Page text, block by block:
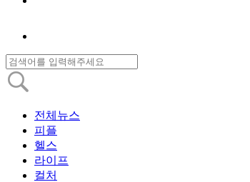
전체뉴스
피플
헬스
라이프
컬처